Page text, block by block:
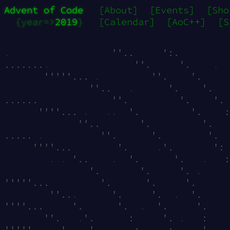
Advent of Code [About] [Events]
{year=>2019} [Calendar] [AoC++]
.
''..     ':.
....... .
               ''.     '.
.
       '''''...
.
''.
               ''..
.
'.
......             ''.
      ''''...
. . .
'.
''..       '.
.....
.
''.      '.
     ''''...        '.
. '.       ':
.
. '.. .
  '.      '.
.
   :
               '.       '.     '.
.
'''''...         '.      '.     '.
        ''..
.
      '.     '.
.
'.
''''...     '.      '.
.
'.     '.
       ''.
. '.      :     '. .
: